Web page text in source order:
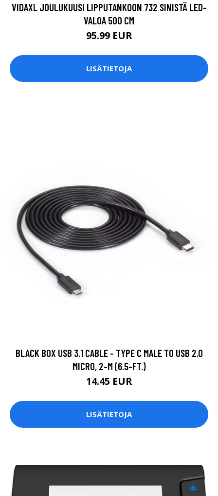
VIDAXL JOULUKUUSI LIPPUTANKOON 732 SINISTÄ LED-
VALOA 500 CM
95.99 EUR
LISÄTIETOJA
BLACK BOX USB 3.1 CABLE - TYPE C MALE TO USB 2.0
MICRO, 2-M (6.5-FT.)
14.45 EUR
LISÄTIETOJA